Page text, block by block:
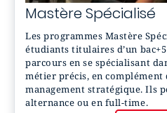
Mastère Spécialisé
Les programmes Mastère
étudiants titulaires d’un
parcours en se spécialisant
métier précis, en complément
management stratégique. Ils
alternance ou en full-time.